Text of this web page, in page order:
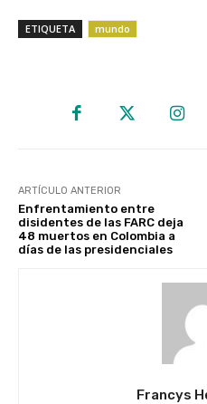
ETIQUETA mundo
ARTÍCULO ANTERIOR
Enfrentamiento entre
disidentes de las FARC deja
48 muertos en Colombia a
días de las presidenciales
Francys